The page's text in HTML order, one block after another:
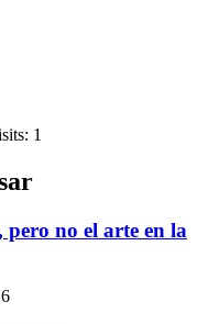
1
no el arte en la